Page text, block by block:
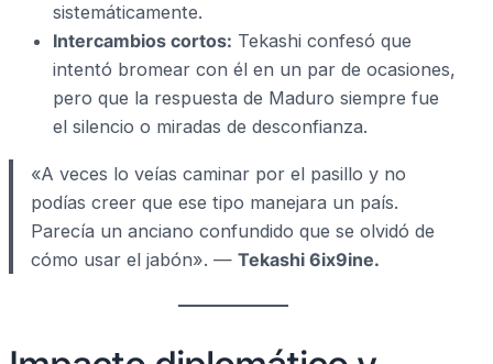
sistemáticamente.
Intercambios cortos: Tekashi confesó que
intentó bromear con él en un par de ocasiones,
pero que la respuesta de Maduro siempre fue
el silencio o miradas de desconfianza.
«A veces lo veías caminar por el pasillo y no
podías creer que ese tipo manejara un país.
Parecía un anciano confundido que se olvidó de
cómo usar el jabón». —Tekashi 6ix9ine.